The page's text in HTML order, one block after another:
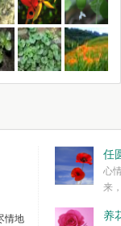
情地
任
心
来
简单愉快的心
养